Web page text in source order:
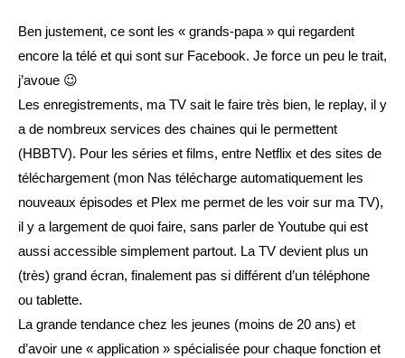
Ben justement, ce sont les « grands-papa » qui regardent
encore la télé et qui sont sur Facebook. Je force un peu le trait,
j’avoue 😉
Les enregistrements, ma TV sait le faire très bien, le replay, il y
a de nombreux services des chaines qui le permettent
(HBBTV). Pour les séries et films, entre Netflix et des sites de
téléchargement (mon Nas télécharge automatiquement les
nouveaux épisodes et Plex me permet de les voir sur ma TV),
il y a largement de quoi faire, sans parler de Youtube qui est
aussi accessible simplement partout. La TV devient plus un
(très) grand écran, finalement pas si différent d’un téléphone
ou tablette.
La grande tendance chez les jeunes (moins de 20 ans) et
d’avoir une « application » spécialisée pour chaque fonction et